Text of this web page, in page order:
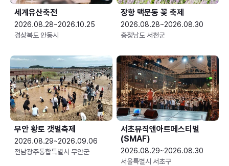
세계유산축전
2026.08.28~2026.10.25
경상북도 안동시
장항 맥문동 꽃 축제
2026.08.28~2026.08.30
충청남도 서천군
무안 황토 갯벌축제
2026.08.29~2026.09.06
전남광주통합특별시 무안군
서초뮤직앤아트페스티벌
(SMAF)
2026.08.29~2026.08.30
서울특별시 서초구